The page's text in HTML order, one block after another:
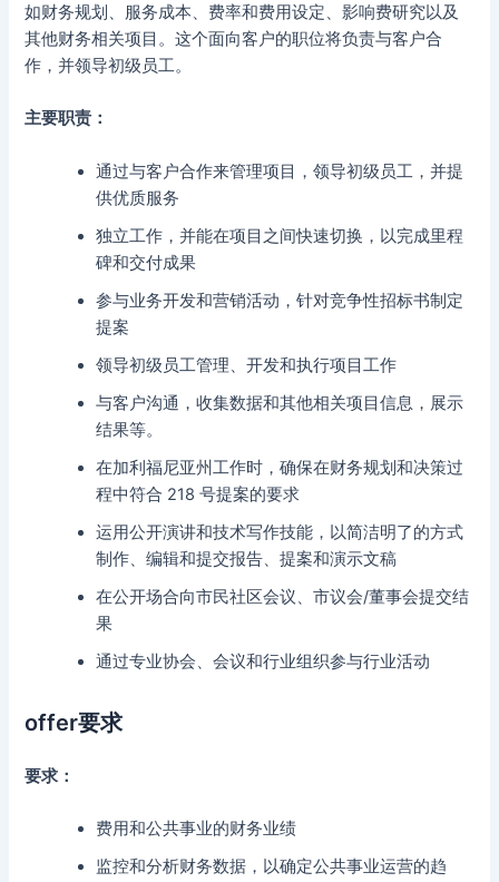
如财务规划、服务成本、费率和费用设定、影响费研究以及
其他财务相关项目。这个面向客户的职位将负责与客户合
作，并领导初级员工。
主要职责：
通过与客户合作来管理项目，领导初级员工，并提
供优质服务
独立工作，并能在项目之间快速切换，以完成里程
碑和交付成果
参与业务开发和营销活动，针对竞争性招标书制定
提案
领导初级员工管理、开发和执行项目工作
与客户沟通，收集数据和其他相关项目信息，展示
结果等。
在加利福尼亚州工作时，确保在财务规划和决策过
程中符合 218 号提案的要求
运用公开演讲和技术写作技能，以简洁明了的方式
制作、编辑和提交报告、提案和演示文稿
在公开场合向市民社区会议、市议会/董事会提交结
果
通过专业协会、会议和行业组织参与行业活动
offer要求
要求：
费用和公共事业的财务业绩
监控和分析财务数据，以确定公共事业运营的趋